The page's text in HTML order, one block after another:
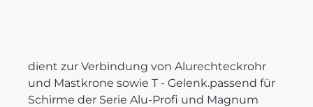
dient zur Verbindung von Alurechteckrohr
und Mastkrone sowie T - Gelenk.passend für
Schirme der Serie Alu-Profi und Magnum